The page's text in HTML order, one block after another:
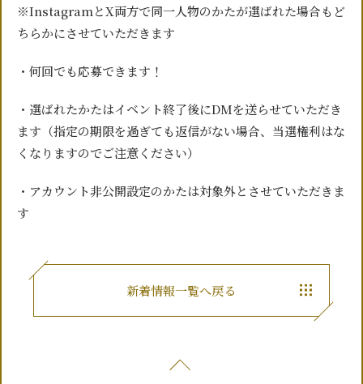
※InstagramとX両方で同一人物のかたが選ばれた場合もど
ちらかにさせていただきます
・何回でも応募できます！
・選ばれたかたはイベント終了後にDMを送らせていただき
ます（指定の期限を過ぎても返信がない場合、当選権利はな
くなりますのでご注意ください）
・アカウント非公開設定のかたは対象外とさせていただきま
す
新着情報一覧へ戻る